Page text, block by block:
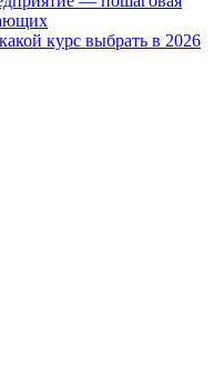
курс выбрать в 2026